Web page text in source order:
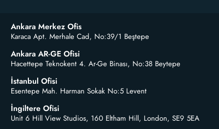
Ankara Merkez Ofis
Karaca Apt. Merhale Cad, No:39/1 Beştepe
Ankara AR-GE Ofisi
Hacettepe Teknokent 4. Ar-Ge Binası, No:38 Beytepe
İstanbul Ofisi
Esentepe Mah. Harman Sokak No:5 Levent
İngiltere Ofisi
Unit 6 Hill View Studios, 160 Eltham Hill, London, SE9 5EA